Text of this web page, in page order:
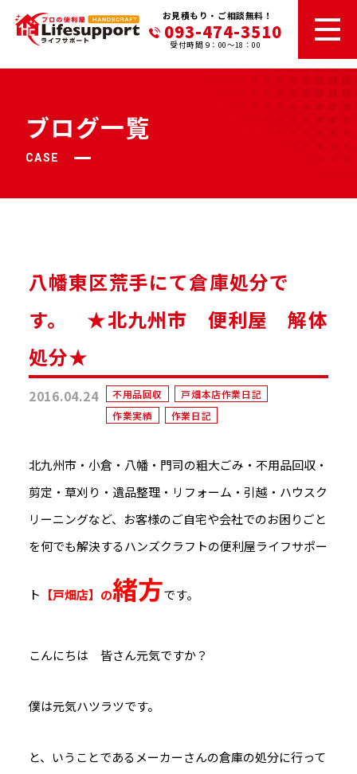
お見積もり・ご相談無料！
093-474-3510
受付時間 9：00～18：00
ブログ一覧
CASE
八幡東区荒手にて倉庫処分で
す。 ★北九州市 便利屋 解体
処分★
2016.04.24 不用品回収
戸畑本店作業日記
作業実績
作業日記
北九州市・小倉・八幡・門司の粗大ごみ・不用品回収・
剪定・草刈り・遺品整理・リフォーム・引越・ハウスク
リーニングなど、お客様のご自宅や会社でのお困りごと
を何でも解決するハンズクラフトの便利屋ライフサポー
ト 【戸畑店】 の緒方です。
こんにちは 皆さん元気ですか？
僕は元気ハツラツです。
と、いうことであるメーカーさんの倉庫の処分に行って